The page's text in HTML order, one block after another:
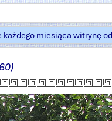
każdego miesiąca witrynę